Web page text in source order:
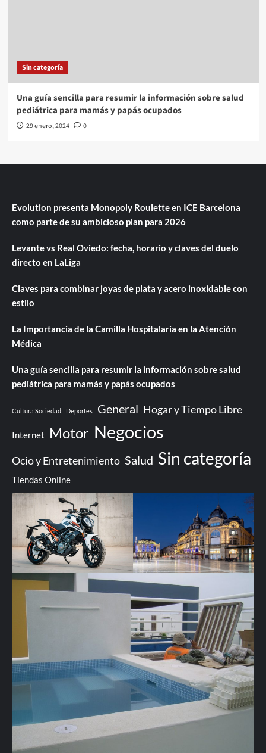
Sin categoría
Una guía sencilla para resumir la información sobre salud
pediátrica para mamás y papás ocupados
29 enero, 2024 0
Evolution presenta Monopoly Roulette en ICE Barcelona
como parte de su ambicioso plan para 2026
Levante vs Real Oviedo: fecha, horario y claves del duelo
directo en LaLiga
Claves para combinar joyas de plata y acero inoxidable con
estilo
La Importancia de la Camilla Hospitalaria en la Atención
Médica
Una guía sencilla para resumir la información sobre salud
pediátrica para mamás y papás ocupados
Cultura Sociedad Deportes General Hogar y Tiempo Libre
Internet Motor Negocios
Ocio y Entretenimiento Salud Sin categoría
Tiendas Online